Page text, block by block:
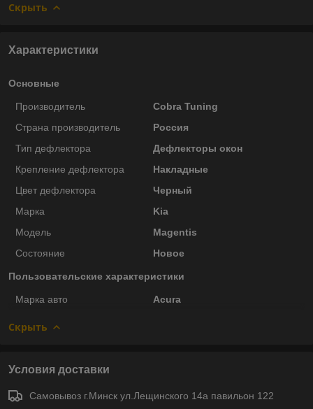
Скрыть
Характеристики
Основные
Производитель
Cobra Tuning
Страна производитель
Россия
Тип дефлектора
Дефлекторы окон
Крепление дефлектора
Накладные
Цвет дефлектора
Черный
Марка
Kia
Модель
Magentis
Состояние
Новое
Пользовательские характеристики
Марка авто Acura
Скрыть
Условия доставки
Самовывоз г.Минск ул.Лещинского 14а павильон 122